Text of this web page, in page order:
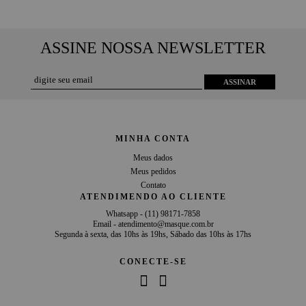
ASSINE NOSSA NEWSLETTER
ASSINAR
MINHA CONTA
Meus dados
Meus pedidos
Contato
ATENDIMENDO AO CLIENTE
Whatsapp - (11) 98171-7858
Email - atendimento@masque.com.br
Segunda à sexta, das 10hs às 19hs, Sábado das 10hs às 17hs
CONECTE-SE